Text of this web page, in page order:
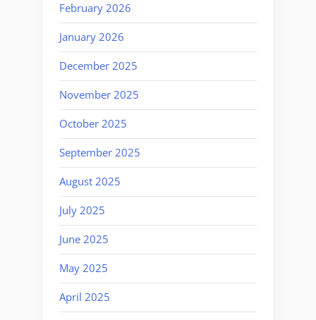
February 2026
January 2026
December 2025
November 2025
October 2025
September 2025
August 2025
July 2025
June 2025
May 2025
April 2025